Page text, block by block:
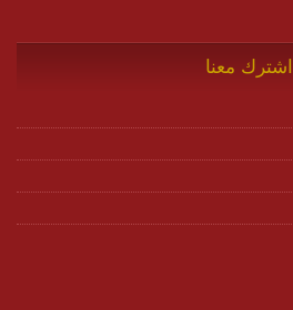
اشترك معنا